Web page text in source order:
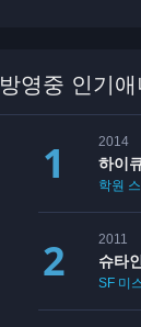
방영중 인기애
2014
하이
학원
2011
슈타
SF 미